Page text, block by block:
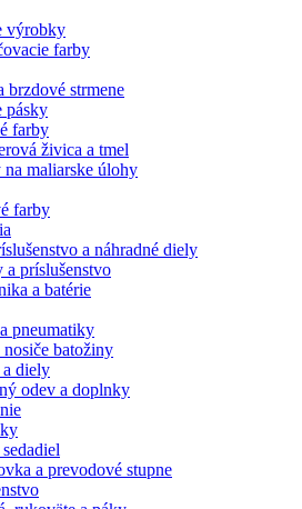
výrobky
farby
brzdové strmene
pásky
farby
živica a tmel
na maliarske úlohy
farby
a náhradné diely
a príslušenstvo
a batérie
pneumatiky
batožiny
diely
odev a doplnky
a prevodové stupne